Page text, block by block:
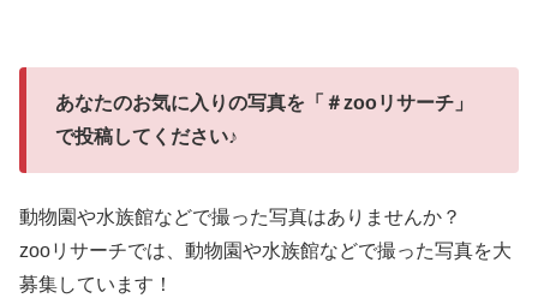
あなたのお気に入りの写真を「＃zooリサーチ」
で投稿してください♪
動物園や水族館などで撮った写真はありませんか？
zooリサーチでは、動物園や水族館などで撮った写真を大
募集しています！